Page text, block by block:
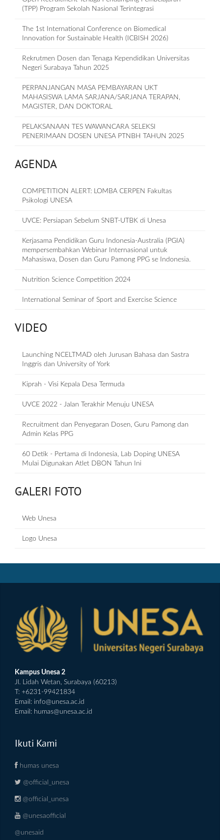
(TPP) Program Sekolah Nasional Terintegrasi
The 1st International Conference on Biomedical
Innovation for Sustainable Health (ICBISH 2026)
Rekrutmen Dosen dan Tenaga Kependidikan Universitas
Negeri Surabaya Tahun 2025
PERPANJANGAN MASA PEMBAYARAN UKT
MAHASISWA LAMA SARJANA/SARJANA TERAPAN,
MAGISTER, DAN DOKTORAL
PELAKSANAAN TES WAWANCARA SELEKSI
PENERIMAAN DOSEN UNESA PTNBH TAHUN 2025
AGENDA
COMPETITION ALERT: LOMBA CERPEN Fakultas
Psikologi UNESA
UVCE: Persiapan Sebelum SNBT-UTBK di Unesa
Kerjasama Pendidikan Guru Indonesia-Australia (PGIA)
mempersembahkan Webinar Internasional untuk
Mahasiswa, Dosen dan Guru Pamong PPG se Indonesia.
Nutrition Science Competition 2024
International Seminar of Sport and Exercise Science
VIDEO
Launching NCELTMAD oleh Jurusan Bahasa dan Sastra
Inggris dan University of York
Kiprah - Visi Kepala Desa Termuda
UVCE 2022 - Jalan Terakhir Menuju UNESA
Recruitment dan Penyegaran Dosen, Guru Pamong dan
Admin Kelas PPG
60 Detik - Pertama di Indonesia, Lab Doping UNESA
Mulai Digunakan Atlet DBON Tahun Ini
GALERI FOTO
Web Unesa
Logo Unesa
Kampus Unesa 2
Jl. Lidah Wetan, Surabaya (60213)
T: +6231-99421834
Email: info@unesa.ac.id
Email: humas@unesa.ac.id
Ikuti Kami
humas unesa
@official_unesa
@official_unesa
@unesaofficial
@unesaid